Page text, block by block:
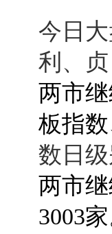
今日
利、
两市
板指
数日
两市
3003